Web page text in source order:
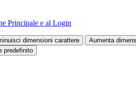
Principale e al Login
dimensioni carattere Aumenta
predefinito